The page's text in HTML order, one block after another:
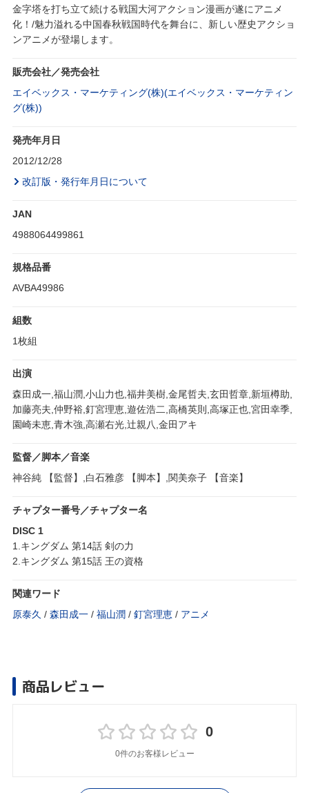
金字塔を打ち立て続ける戦国大河アクション漫画が遂にアニメ
化！/魅力溢れる中国春秋戦国時代を舞台に、新しい歴史アクショ
ンアニメが登場します。
販売会社／発売会社
エイベックス・マーケティング(株)(エイベックス・マーケティン
グ(株))
発売年月日
2012/12/28
改訂版・発行年月日について
JAN
4988064499861
規格品番
AVBA49986
組数
1枚組
出演
森田成一,福山潤,小山力也,福井美樹,金尾哲夫,玄田哲章,新垣樽助,
加藤亮夫,仲野裕,釘宮理恵,遊佐浩二,高橋英則,高塚正也,宮田幸季,
園崎未恵,青木強,高瀬右光,辻親八,金田アキ
監督／脚本／音楽
神谷純 【監督】,白石雅彦 【脚本】,関美奈子 【音楽】
チャプター番号／チャプター名
DISC 1
1.キングダム 第14話 剣の力
2.キングダム 第15話 王の資格
関連ワード
原泰久 / 森田成一 / 福山潤 / 釘宮理恵 / アニメ
商品レビュー
0
0件のお客様レビュー